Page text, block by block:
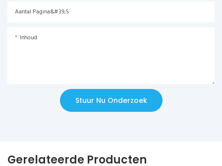
Aantal Pagina&#39;s
Inhoud
Stuur Nu Onderzoek
Gerelateerde Producten